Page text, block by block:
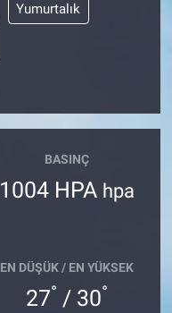
Yumurtalık
BASINÇ
1004 HPA hpa
EN DÜŞÜK / EN YÜKSEK
27° / 30°